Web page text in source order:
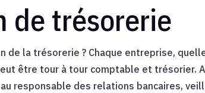
de trésorerie
la trésorerie ? Chaque entreprise,
être tour à tour comptable et trésorier.
responsable des relations bancaires,